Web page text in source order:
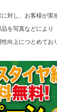
対し、お客様が実
を写真などにより
向上につとめてお